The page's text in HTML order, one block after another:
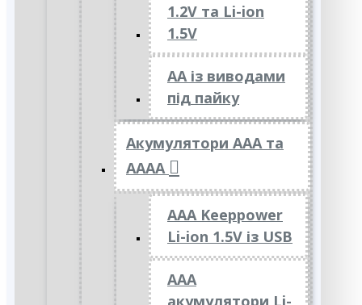
1.2V та Li-ion
1.5V
АА із виводами
під пайку
Акумулятори ААА та
АААА
AAA Keeppower
Li-ion 1.5V із USB
ААА
акумулятори Li-